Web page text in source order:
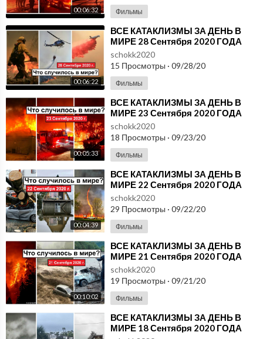
00:06:32 Фильмы
00:06:22
⁣ВСЕ КАТАКЛИЗМЫ ЗА ДЕНЬ В
МИРЕ 28 Сентября 2020 ГОДА
#ДрожьЗемли #Катаклизмы
schokk2020
15 Просмотры · 09/28/20
Фильмы
00:05:33
⁣ВСЕ КАТАКЛИЗМЫ ЗА ДЕНЬ В
МИРЕ 23 Сентября 2020 ГОДА
#ДрожьЗемли #Катаклизмы
schokk2020
18 Просмотры · 09/23/20
Фильмы
00:04:39
⁣ВСЕ КАТАКЛИЗМЫ ЗА ДЕНЬ В
МИРЕ 22 Сентября 2020 ГОДА
#ДрожьЗемли #Катаклизмы
schokk2020
29 Просмотры · 09/22/20
Фильмы
00:10:02
⁣ВСЕ КАТАКЛИЗМЫ ЗА ДЕНЬ В
МИРЕ 21 Сентября 2020 ГОДА
#ДрожьЗемли #Катаклизмы
schokk2020
19 Просмотры · 09/21/20
Фильмы
⁣ВСЕ КАТАКЛИЗМЫ ЗА ДЕНЬ В
МИРЕ 18 Сентября 2020 ГОДА